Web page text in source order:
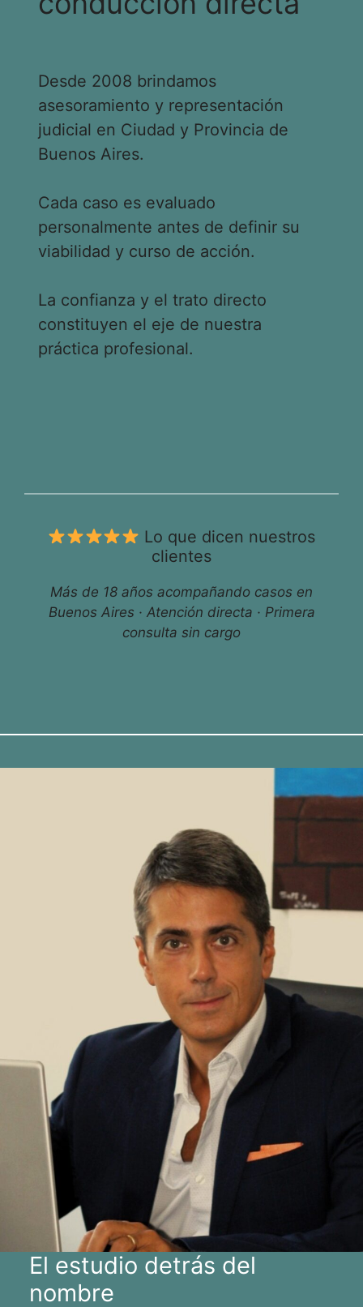
Desde 2008 brindamos
asesoramiento y representación
judicial en Ciudad y Provincia de
Buenos Aires.
Cada caso es evaluado
personalmente antes de definir su
viabilidad y curso de acción.
La confianza y el trato directo
constituyen el eje de nuestra
práctica profesional.
Lo que dicen nuestros
clientes
Más de 18 años acompañando casos en
Buenos Aires · Atención directa · Primera
consulta sin cargo
El estudio detrás del
nombre